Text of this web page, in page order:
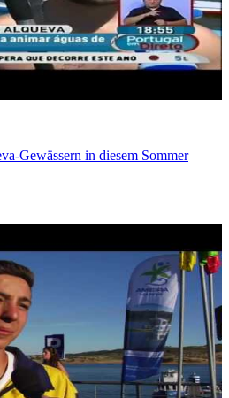
Gewässern in diesem Sommer